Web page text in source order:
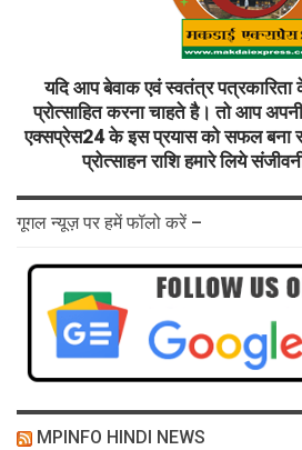
यदि आप बेवाक एवं स्वतंत्र पत्रकारिता
प्रोत्साहित करना चाहते है। तो आप
एक्सप्रेस24 के इस प्रयास को सफल बना
प्रोत्साहन राशि हमारे लिये
गूगल न्यूज़ पर हमें फॉलो करें –
MPINFO HINDI NEWS